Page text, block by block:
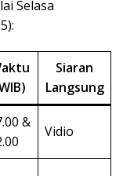
Selasa
Siaran
Langsung
&
Vidio